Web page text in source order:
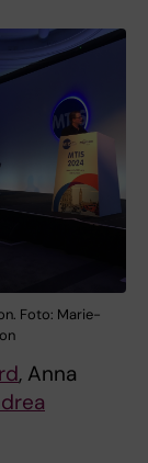
Foto: Marie-
, Anna